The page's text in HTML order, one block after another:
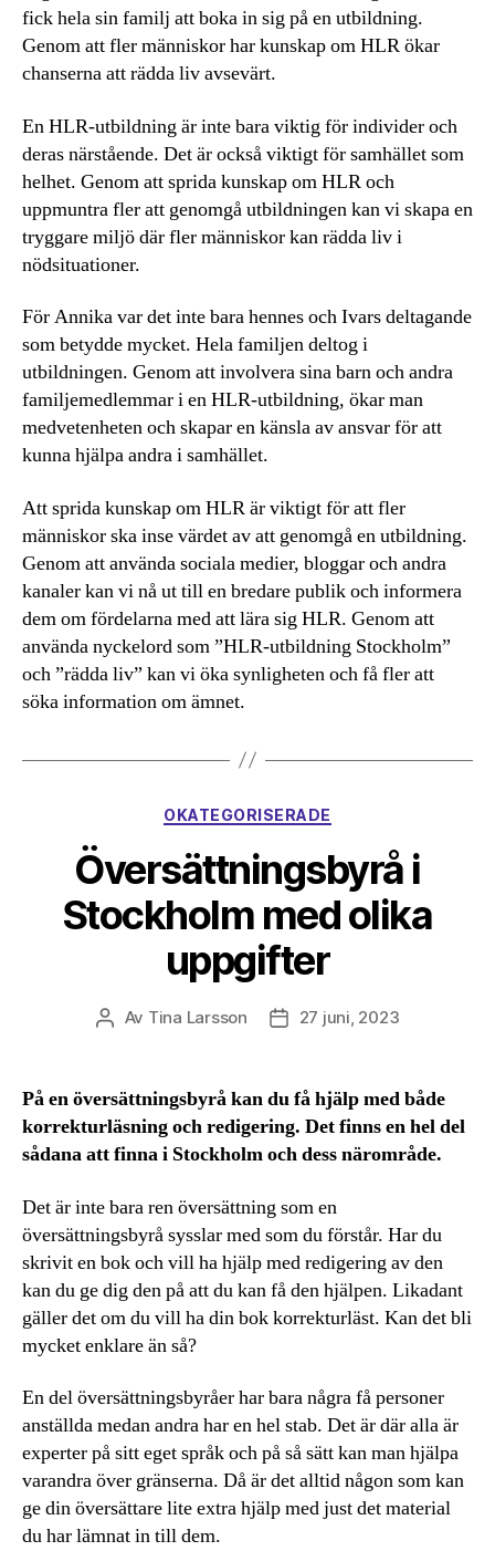
fick hela sin familj att boka in sig på en utbildning.
Genom att fler människor har kunskap om HLR ökar
chanserna att rädda liv avsevärt.
En HLR-utbildning är inte bara viktig för individer och
deras närstående. Det är också viktigt för samhället som
helhet. Genom att sprida kunskap om HLR och
uppmuntra fler att genomgå utbildningen kan vi skapa en
tryggare miljö där fler människor kan rädda liv i
nödsituationer.
För Annika var det inte bara hennes och Ivars deltagande
som betydde mycket. Hela familjen deltog i
utbildningen. Genom att involvera sina barn och andra
familjemedlemmar i en HLR-utbildning, ökar man
medvetenheten och skapar en känsla av ansvar för att
kunna hjälpa andra i samhället.
Att sprida kunskap om HLR är viktigt för att fler
människor ska inse värdet av att genomgå en utbildning.
Genom att använda sociala medier, bloggar och andra
kanaler kan vi nå ut till en bredare publik och informera
dem om fördelarna med att lära sig HLR. Genom att
använda nyckelord som ”HLR-utbildning Stockholm”
och ”rädda liv” kan vi öka synligheten och få fler att
söka information om ämnet.
Kategorier
OKATEGORISERADE
Översättningsbyrå i
Stockholm med olika
uppgifter
Inläggsförfattare
Av Tina Larsson Inläggsdatum
27 juni, 2023
På en översättningsbyrå kan du få hjälp med både
korrekturläsning och redigering. Det finns en hel del
sådana att finna i Stockholm och dess närområde.
Det är inte bara ren översättning som en
översättningsbyrå sysslar med som du förstår. Har du
skrivit en bok och vill ha hjälp med redigering av den
kan du ge dig den på att du kan få den hjälpen. Likadant
gäller det om du vill ha din bok korrekturläst. Kan det bli
mycket enklare än så?
En del översättningsbyråer har bara några få personer
anställda medan andra har en hel stab. Det är där alla är
experter på sitt eget språk och på så sätt kan man hjälpa
varandra över gränserna. Då är det alltid någon som kan
ge din översättare lite extra hjälp med just det material
du har lämnat in till dem.